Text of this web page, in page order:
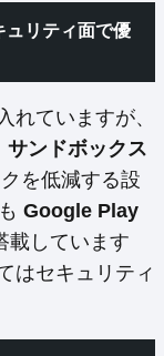
リティ面で優
れていますが、
サンドボックス
を低減する設
も Google Play
載しています
はセキュリティ